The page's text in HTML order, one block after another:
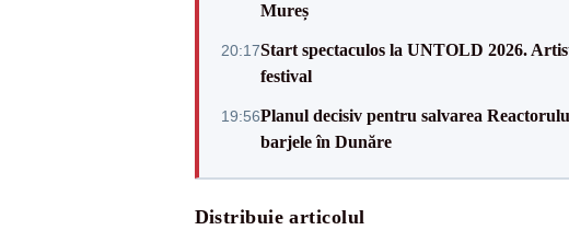
Mureș
20:17Start spectaculos la UNTOLD 2026.
festival
19:56Planul decisiv pentru salvarea
barjele în Dunăre
Distribuie articolul